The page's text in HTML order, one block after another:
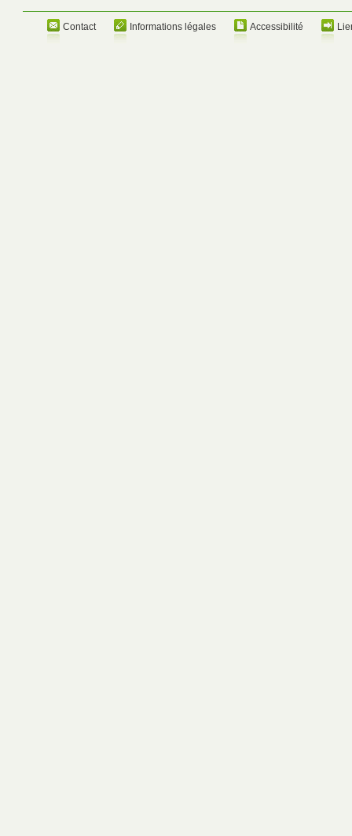
Contact Informations légales Accessibilité